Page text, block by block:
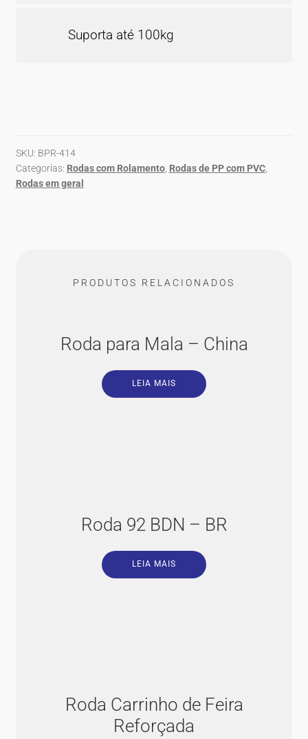
Suporta até 100kg
SKU: BPR-414
Categorias: Rodas com Rolamento, Rodas de PP com PVC,
Rodas em geral
PRODUTOS RELACIONADOS
Roda para Mala – China
LEIA MAIS
Roda 92 BDN – BR
LEIA MAIS
Roda Carrinho de Feira
Reforçada